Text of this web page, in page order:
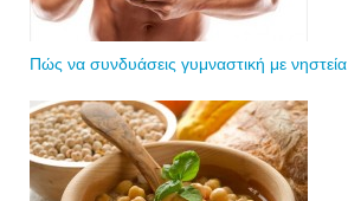
Πώς να συνδυάσεις γυμναστική με νηστεία